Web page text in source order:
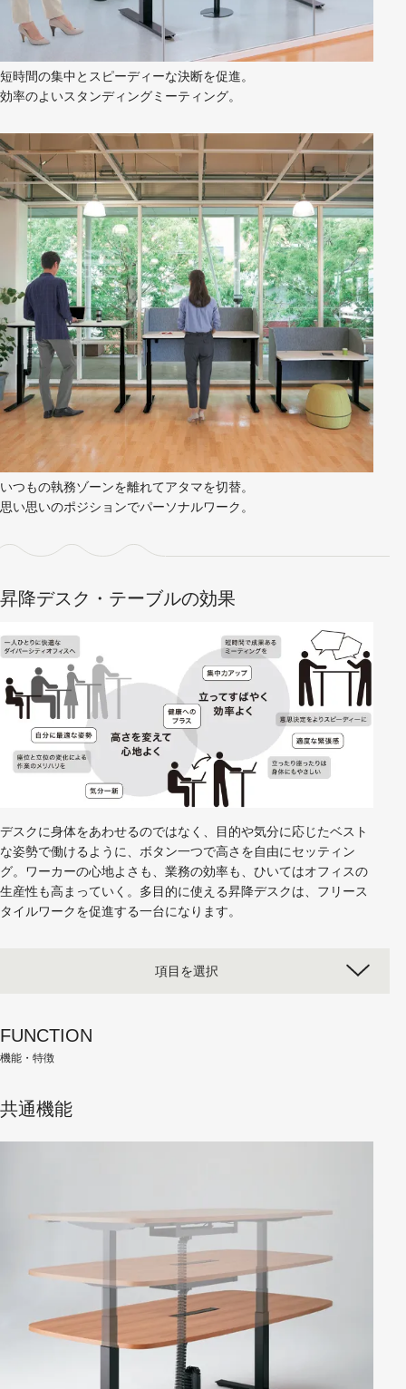
短時間の集中とスピーディーな決断を促進。
効率のよいスタンディングミーティング。
いつもの執務ゾーンを離れてアタマを切替。
思い思いのポジションでパーソナルワーク。
昇降デスク・テーブルの効果
デスクに身体をあわせるのではなく、目的や気分に応じたベスト
な姿勢で働けるように、ボタン一つで高さを自由にセッティン
グ。ワーカーの心地よさも、業務の効率も、ひいてはオフィスの
生産性も高まっていく。多目的に使える昇降デスクは、フリース
タイルワークを促進する一台になります。
項目を選択
FUNCTION
機能・特徴
共通機能